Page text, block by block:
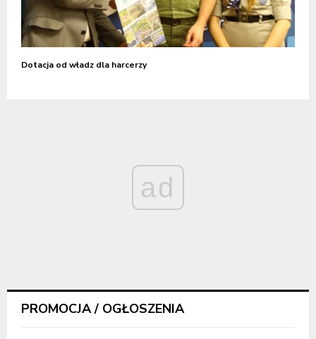
Dotacja od władz dla harcerzy
ad
PROMOCJA / OGŁOSZENIA